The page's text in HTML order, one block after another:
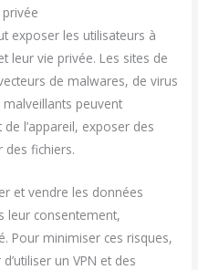
exposer les utilisateurs à
leur vie privée. Les sites de
de malwares, de virus
peuvent
l’appareil, exposer des
fichiers.
et vendre les données
leur consentement,
Pour minimiser ces risques,
un VPN et des